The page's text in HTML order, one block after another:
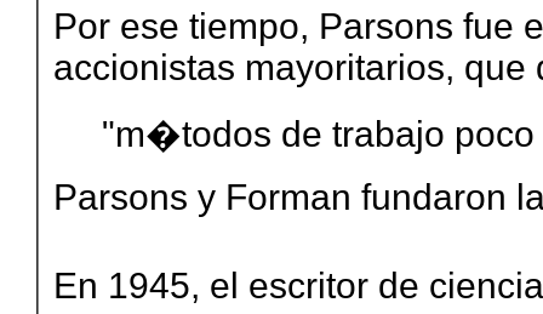
Por ese tiempo, Parsons fue
accionistas mayoritarios, que
"m�todos de trabajo
Parsons y Forman fundaron
En 1945, el escritor de